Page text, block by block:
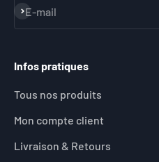
E-mail
S'inscrire
Infos pratiques
Tous nos produits
Mon compte client
Livraison & Retours